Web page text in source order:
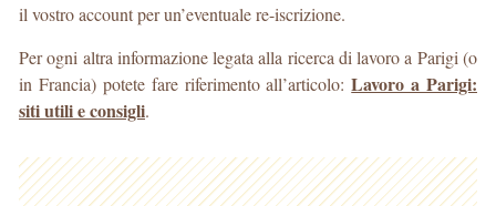
il vostro account per un’eventuale re-iscrizione.
Per ogni altra informazione legata alla ricerca di lavoro a Parigi (o
in Francia) potete fare riferimento all’articolo:Lavoro a Parigi:
siti utili e consigli.